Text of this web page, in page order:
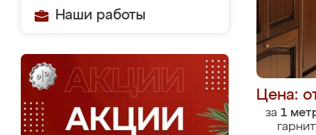
Наши работы
Цена:
за 1